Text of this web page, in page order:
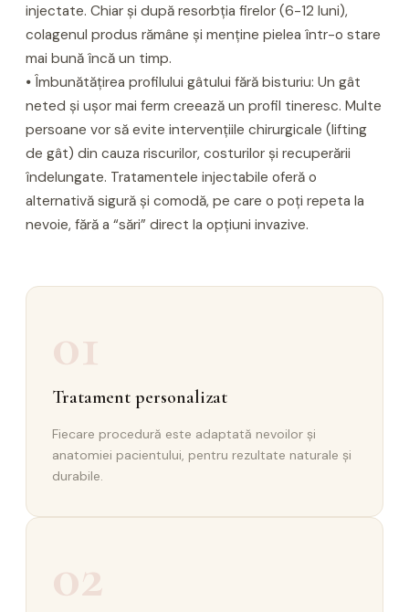
injectate. Chiar și după resorbția firelor (6-12 luni),
colagenul produs rămâne și menține pielea într-o stare
mai bună încă un timp.
⦁ Îmbunătățirea profilului gâtului fără bisturiu: Un gât
neted și ușor mai ferm creează un profil tineresc. Multe
persoane vor să evite intervențiile chirurgicale (lifting
de gât) din cauza riscurilor, costurilor și recuperării
îndelungate. Tratamentele injectabile oferă o
alternativă sigură și comodă, pe care o poți repeta la
nevoie, fără a “sări” direct la opțiuni invazive.
01
Tratament personalizat
Fiecare procedură este adaptată nevoilor și
anatomiei pacientului, pentru rezultate naturale și
durabile.
02